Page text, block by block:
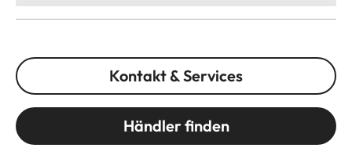
Kontakt & Services
Händler finden